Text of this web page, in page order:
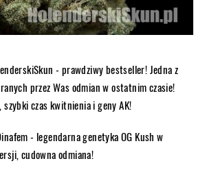
- prawdziwy bestseller! Jedna z
przez Was odmian w ostatnim czasie!
szybki czas kwitnienia i geny AK!
- legendarna genetyka OG Kush w
cudowna odmiana!